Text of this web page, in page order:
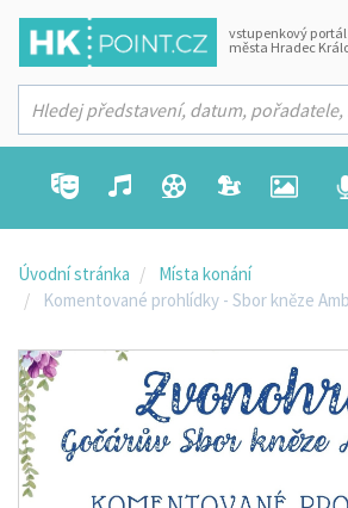
vstupenkový portál
města Hradec
Úvodní stránka
Místa konání
Komentované prohlídky - Sbor kněze